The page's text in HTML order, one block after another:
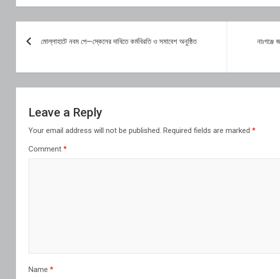
navigation
মোল্লাহাটে নবম পে—স্কেলের দাবিতে কর্মবিরতি ও সমাবেশ অনুষ্ঠিত
Leave a Reply
Your email address will not be published. Required fields are marked *
Comment *
Name *